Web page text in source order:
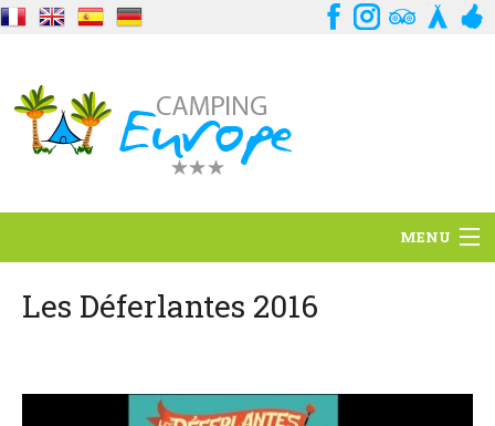
MENU
Standort
Dienstleistungen
Les Déferlantes 2016